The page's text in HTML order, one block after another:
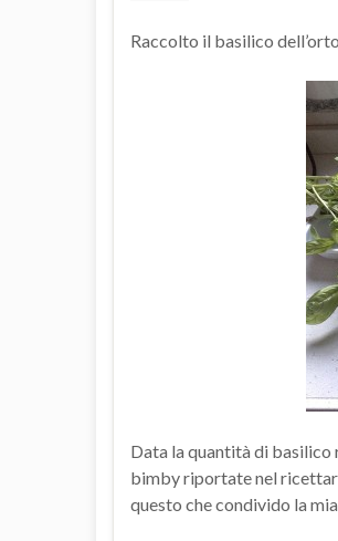
Raccolto il basilico
Data la quantità di
bimby riportate nel
questo che condivido la